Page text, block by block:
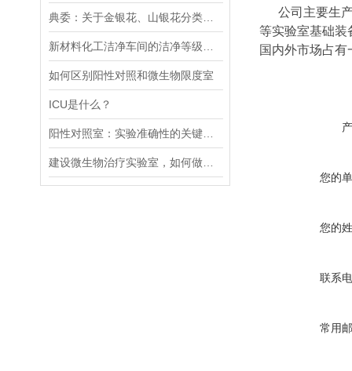
如何区别阳性对照和微生物限度室
ICU是什么？
公司主要生产
等实验室基础装
国内外市场占
您的
您的
联系
常用